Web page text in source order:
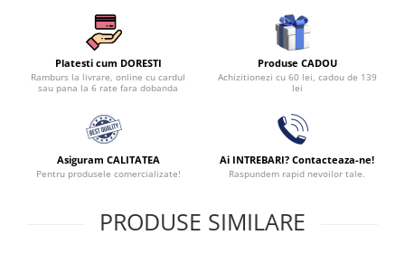
Platesti cum DORESTI
Ramburs la livrare, online cu cardul
sau pana la 6 rate fara dobanda
Produse CADOU
Achizitionezi cu 60 lei, cadou de 139
lei
Asiguram CALITATEA
Pentru produsele comercializate!
Ai INTREBARI? Contacteaza-ne!
Raspundem rapid nevoilor tale.
PRODUSE SIMILARE